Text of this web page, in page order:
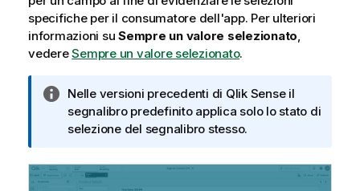
specifiche per il consumatore dell'app. Per ulteriori
informazioni su Sempre un valore selezionato,
vedereSempre un valore selezionato.
N
o
t
i
n
Nelle versioni precedenti di Qlik Senseil
segnalibro predefinito applica solo lo stato di
selezione del segnalibro stesso.